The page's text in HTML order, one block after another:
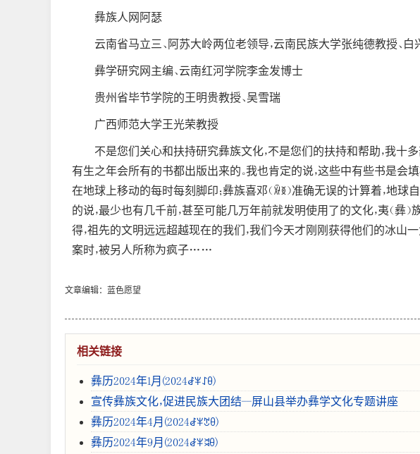
彝族人网阿瑟
云南省马立三、阿苏大岭两位老领导，云南民族大学张纯德教授、白
彝学研究网主编、云南红河学院李金发博士
贵州省毕节学院的王明贵教授、吴雪瑞
广西师范大学王光荣教授
不是您们关心和扶持研究彝族文化，不是您们的扶持和帮助，我十
有生之年会所有的书都出版出来的。我也肯定的说，这些中有些书是会
在地球上移动的每时每刻脚印；彝族喜邓（ꑞꅉ）准确无误的计算着，地
的说，最少也有几千前，甚至可能几万年前就发明使用了的文化，夷（
得，祖先的文明远远超越现在的我们，我们今天才刚刚获得他们的冰山
案时，被另人所称为疯子……
文章编辑：蓝色愿望
相关链接
彝历2024年1月(2024ꆀꈎꋍꆪ)
宣传彝族文化，促进民族大团结--屏山县举办彝学文化专题讲座
彝历2024年4月(2024ꆀꈎꇖꆪ)
彝历2024年9月(2024ꆀꈎꈬꆪ)